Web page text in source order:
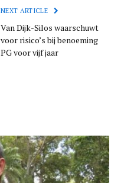
NEXT ARTICLE
Van Dijk-Silos waarschuwt
voor risico’s bij benoeming
PG voor vijf jaar